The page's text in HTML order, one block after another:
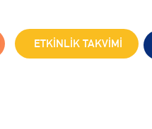
ETKİNLİK TAKVİMİ